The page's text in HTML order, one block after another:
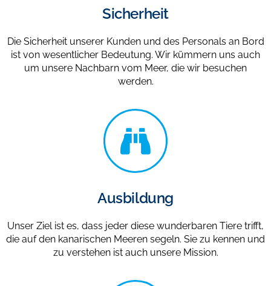
Sicherheit
Die Sicherheit unserer Kunden und des Personals an Bord
ist von wesentlicher Bedeutung. Wir kümmern uns auch
um unsere Nachbarn vom Meer, die wir besuchen
werden.
Ausbildung
Unser Ziel ist es, dass jeder diese wunderbaren Tiere trifft,
die auf den kanarischen Meeren segeln. Sie zu kennen und
zu verstehen ist auch unsere Mission.